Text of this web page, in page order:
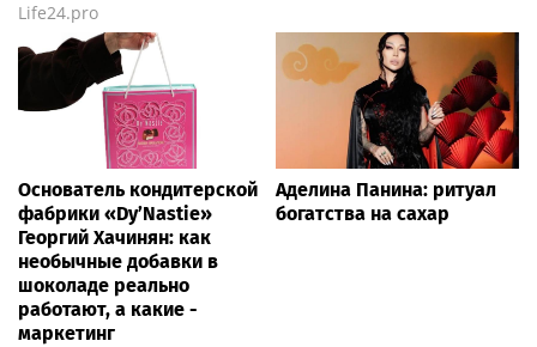
Life24.pro
Основатель кондитерской
фабрики «Dy’Nastie»
Георгий Хачинян: как
необычные добавки в
шоколаде реально
работают, а какие -
маркетинг
Аделина Панина: ритуал
богатства на сахар